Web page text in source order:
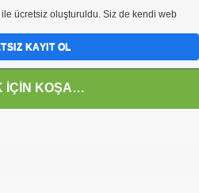
*** İYİLİK İÇİN KOŞANLARIN YERİ***
ile ücretsiz oluşturuldu. Siz de kendi web
KAYIT OL